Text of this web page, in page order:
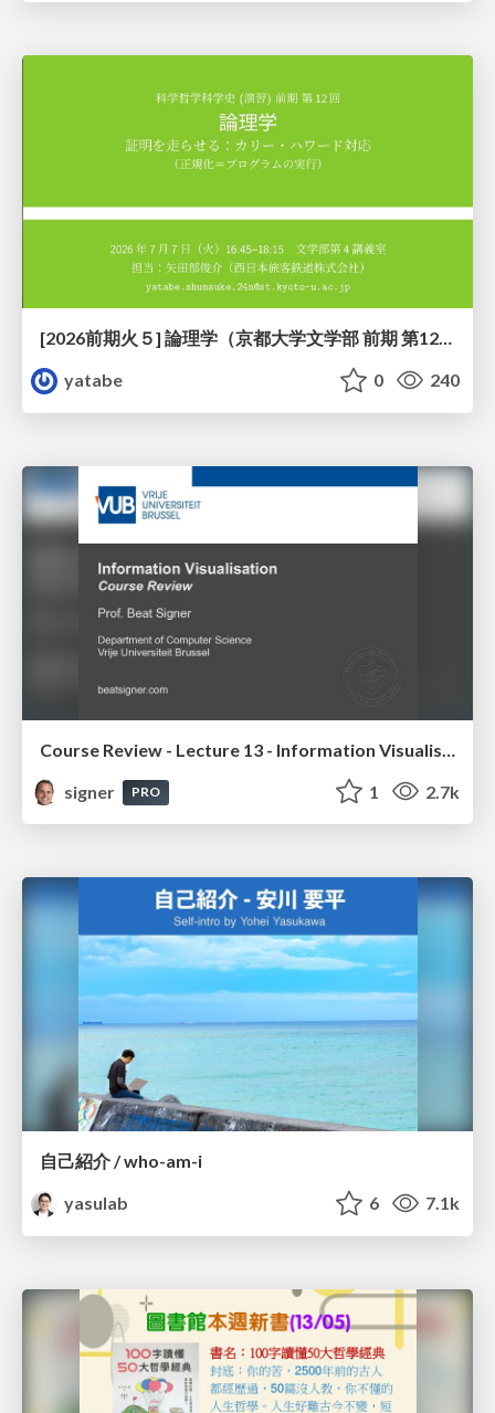
[2026前期火５] 論理学（京都大学文学部 前期 第12回）「証明を走らせる：カリー・ハワード対応」
yatabe
0 240
signer
PRO 1 2.7k
自己紹介 / who-am-i
yasulab
6 7.1k